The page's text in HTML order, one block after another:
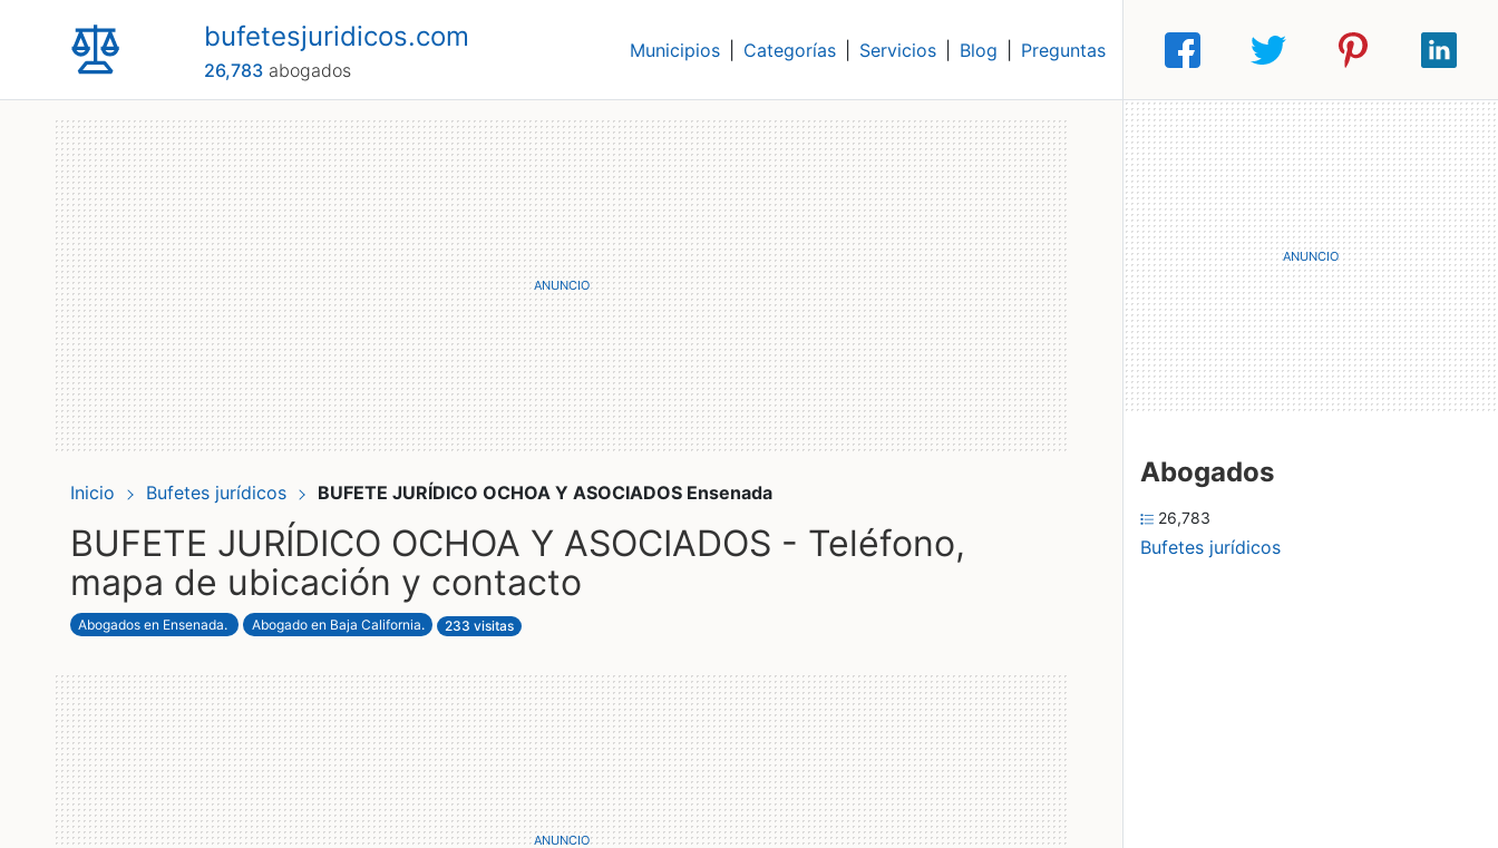
bufetesjuridicos.com
26,783abogados
Municipios Categorías Servicios Blog Preguntas
Inicio Bufetes jurídicos BUFETE JURÍDICO OCHOA Y ASOCIADOS Ensenada
BUFETE JURÍDICO OCHOA Y ASOCIADOS - Teléfono,
mapa de ubicación y contacto
Abogados en Ensenada. Abogado en Baja California. 233 visitas
Abogados
26,783
Bufetes jurídicos